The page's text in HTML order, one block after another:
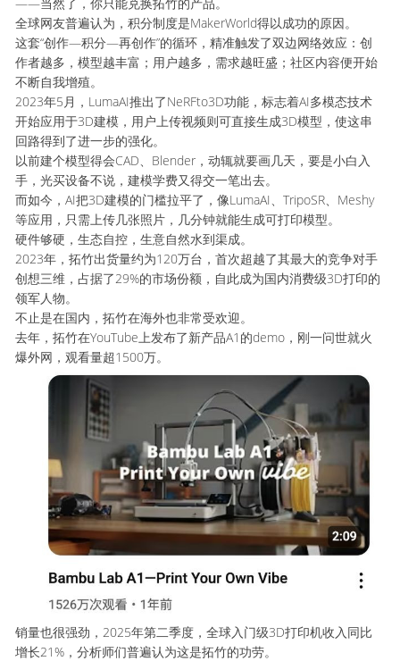
全球网友普遍认为，积分制度是MakerWorld得以成功的原因。
这套“创作—积分—再创作”的循环，精准触发了双边网络效应：创
作者越多，模型越丰富；用户越多，需求越旺盛；社区内容便开始
不断自我增殖。
2023年5月，LumaAI推出了NeRFto3D功能，标志着AI多模态技术
开始应用于3D建模，用户上传视频则可直接生成3D模型，使这串
回路得到了进一步的强化。
以前建个模型得会CAD、Blender，动辄就要画几天，要是小白入
手，光买设备不说，建模学费又得交一笔出去。
而如今，AI把3D建模的门槛拉平了，像LumaAI、TripoSR、Meshy
等应用，只需上传几张照片，几分钟就能生成可打印模型。
硬件够硬，生态自控，生意自然水到渠成。
2023年，拓竹出货量约为120万台，首次超越了其最大的竞争对手
创想三维，占据了29%的市场份额，自此成为国内消费级3D打印的
领军人物。
不止是在国内，拓竹在海外也非常受欢迎。
去年，拓竹在YouTube上发布了新产品A1的demo，刚一问世就火
爆外网，观看量超1500万。
销量也很强劲，2025年第二季度，全球入门级3D打印机收入同比
增长21%，分析师们普遍认为这是拓竹的功劳。